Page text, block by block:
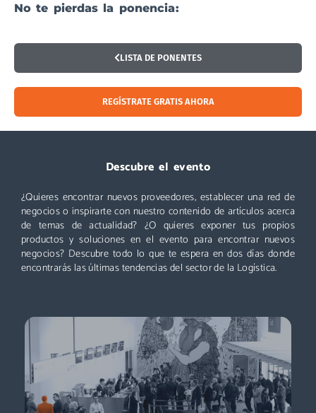
No te pierdas la ponencia:
LISTA DE PONENTES
REGÍSTRATE GRATIS AHORA
Descubre el evento
¿Quieres encontrar nuevos proveedores, establecer una red de
negocios o inspirarte con nuestro contenido de artículos acerca
de temas de actualidad? ¿O quieres exponer tus propios
productos y soluciones en el evento para encontrar nuevos
negocios? Descubre todo lo que te espera en dos días donde
encontrarás las últimas tendencias del sector de la Logística.
Un evento que no puedes perderte: miles de profesionales
fuera. ¡Conoce nuevos proveedores, descubre todas las áreas
y asiste a las mejores conferencias!
Descubre más
Exponer